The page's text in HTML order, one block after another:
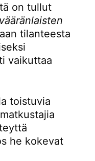
on tullut
vääränlaisten
tilanteesta
vaikuttaa
toistuvia
he kokevat